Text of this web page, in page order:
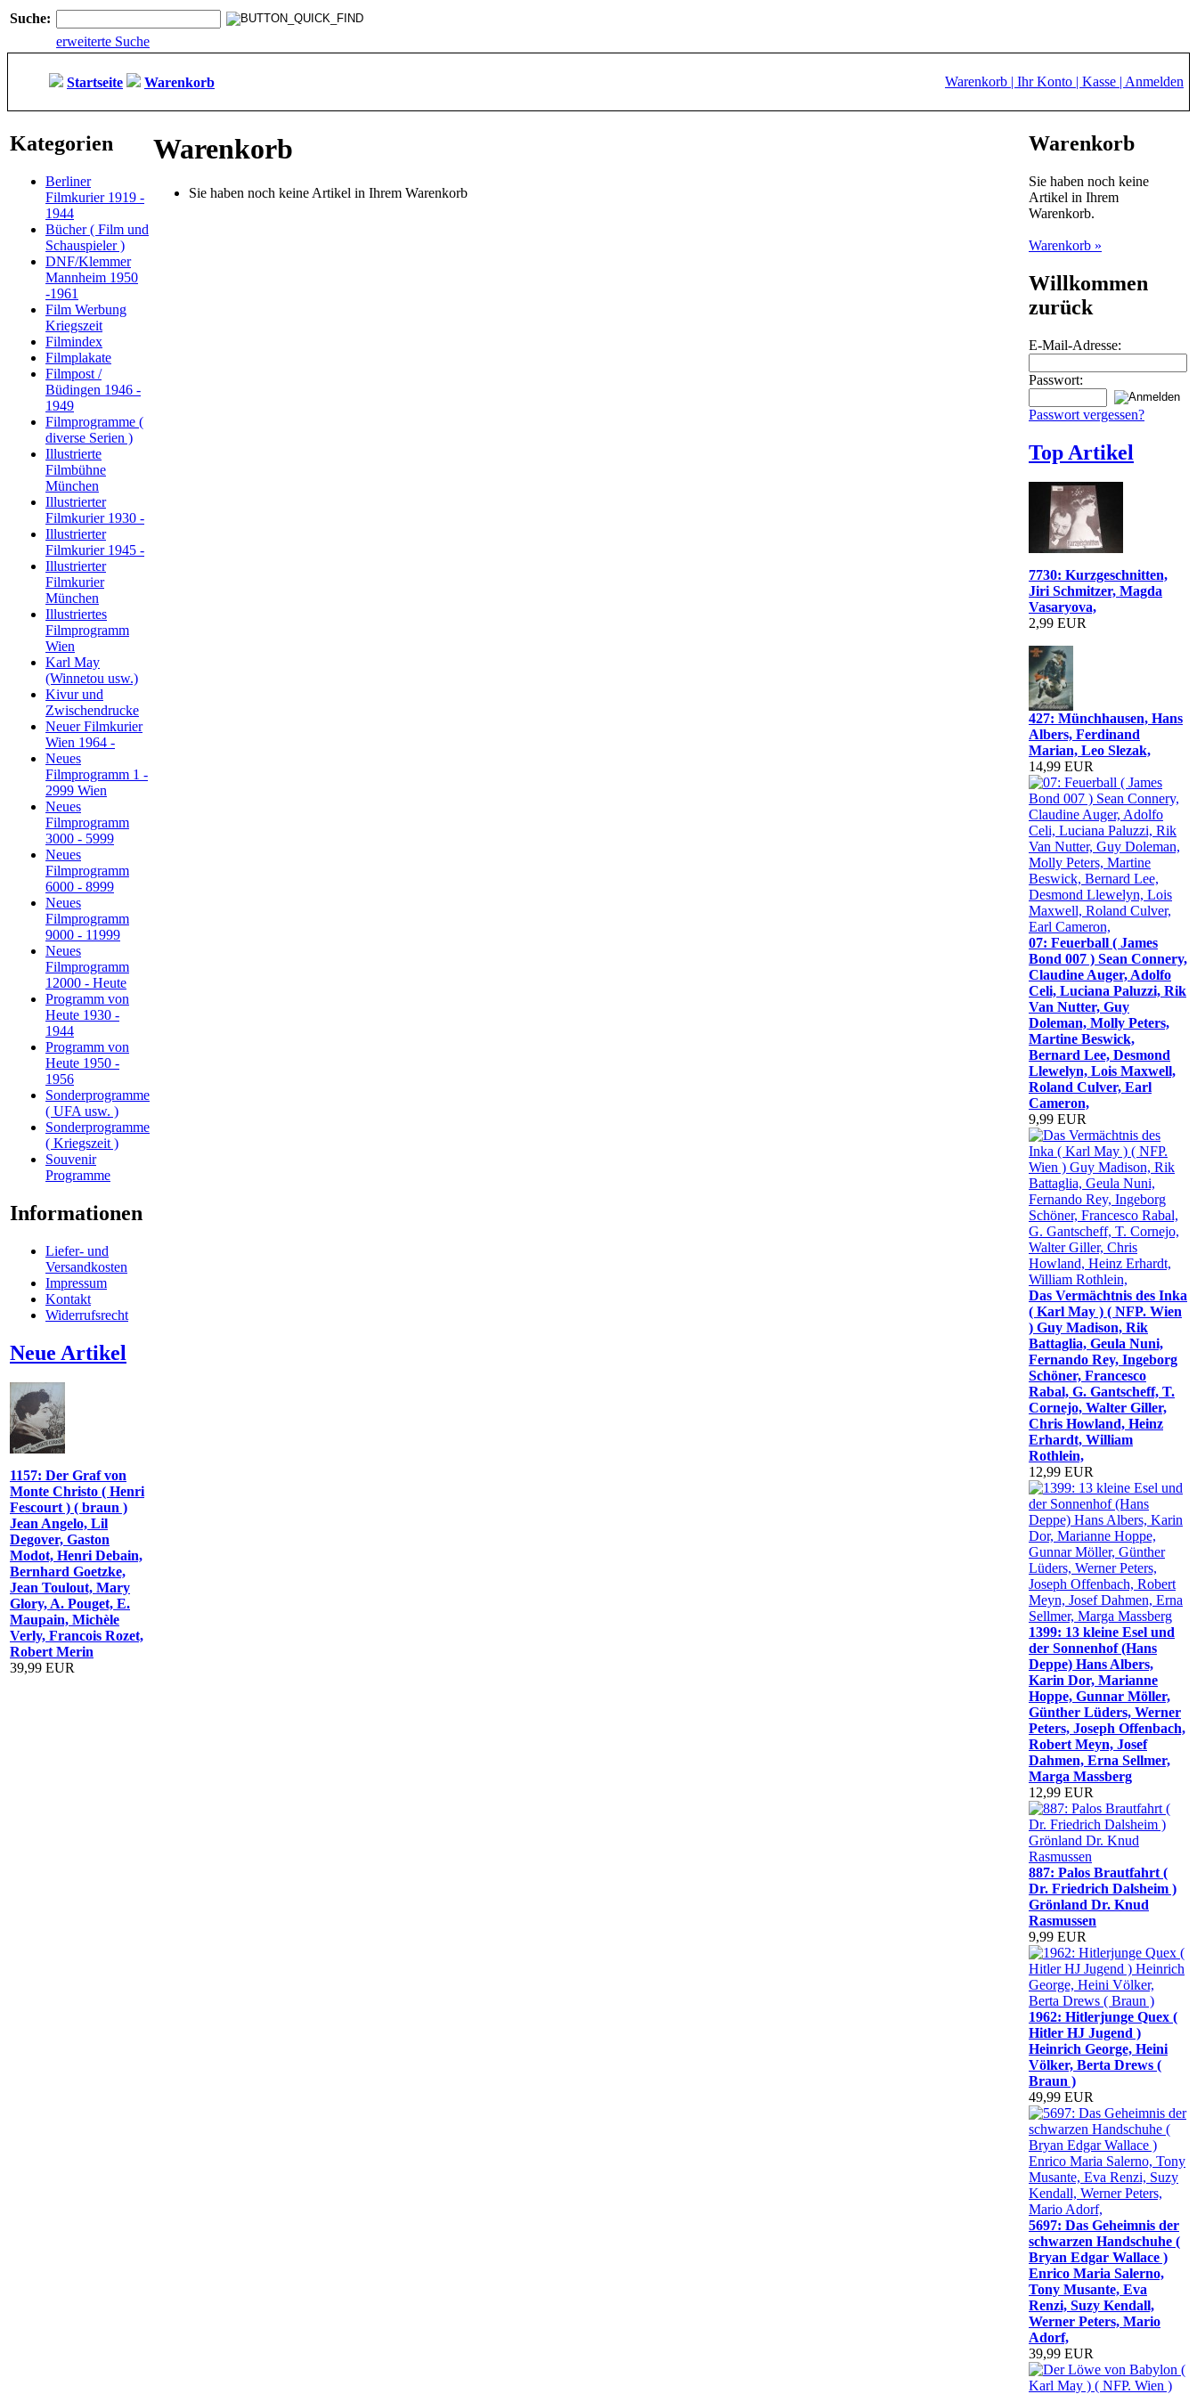
Suche:
erweiterte Suche
Startseite Warenkorb Warenkorb | Ihr Konto | Kasse | Anmelden
Kategorien
Berliner
Filmkurier 1919 -
1944
Bücher ( Film und
Schauspieler )
DNF/Klemmer
Mannheim 1950
-1961
Film Werbung
Kriegszeit
Filmindex
Filmplakate
Filmpost /
Büdingen 1946 -
1949
Filmprogramme (
diverse Serien )
Illustrierte
Filmbühne
München
Illustrierter
Filmkurier 1930 -
Illustrierter
Filmkurier 1945 -
Illustrierter
Filmkurier
München
Illustriertes
Filmprogramm
Wien
Karl May
(Winnetou usw.)
Kivur und
Zwischendrucke
Neuer Filmkurier
Wien 1964 -
Neues
Filmprogramm 1 -
2999 Wien
Neues
Filmprogramm
3000 - 5999
Neues
Filmprogramm
6000 - 8999
Neues
Filmprogramm
9000 - 11999
Neues
Filmprogramm
12000 - Heute
Programm von
Heute 1930 -
1944
Programm von
Heute 1950 -
1956
Sonderprogramme
( UFA usw. )
Sonderprogramme
( Kriegszeit )
Souvenir
Programme
Informationen
Liefer- und
Versandkosten
Impressum
Kontakt
Widerrufsrecht
Neue Artikel
1157: Der Graf von
Monte Christo ( Henri
Fescourt ) ( braun )
Jean Angelo, Lil
Degover, Gaston
Modot, Henri Debain,
Bernhard Goetzke,
Jean Toulout, Mary
Glory, A. Pouget, E.
Maupain, Michèle
Verly, Francois Rozet,
Robert Merin
39,99 EUR
Warenkorb
Sie haben noch keine Artikel in Ihrem Warenkorb
Warenkorb
Sie haben noch keine
Artikel in Ihrem
Warenkorb.
Warenkorb »
Willkommen
zurück
E-Mail-Adresse:
Passwort:
Passwort vergessen?
Top Artikel
7730: Kurzgeschnitten,
Jiri Schmitzer, Magda
Vasaryova,
2,99 EUR
427: Münchhausen, Hans
Albers, Ferdinand
Marian, Leo Slezak,
14,99 EUR
07: Feuerball ( James
Bond 007 ) Sean Connery,
Claudine Auger, Adolfo
Celi, Luciana Paluzzi, Rik
Van Nutter, Guy
Doleman, Molly Peters,
Martine Beswick,
Bernard Lee, Desmond
Llewelyn, Lois Maxwell,
Roland Culver, Earl
Cameron,
9,99 EUR
Das Vermächtnis des Inka
( Karl May ) ( NFP. Wien
) Guy Madison, Rik
Battaglia, Geula Nuni,
Fernando Rey, Ingeborg
Schöner, Francesco
Rabal, G. Gantscheff, T.
Cornejo, Walter Giller,
Chris Howland, Heinz
Erhardt, William
Rothlein,
12,99 EUR
1399: 13 kleine Esel und
der Sonnenhof (Hans
Deppe) Hans Albers,
Karin Dor, Marianne
Hoppe, Gunnar Möller,
Günther Lüders, Werner
Peters, Joseph Offenbach,
Robert Meyn, Josef
Dahmen, Erna Sellmer,
Marga Massberg
12,99 EUR
887: Palos Brautfahrt (
Dr. Friedrich Dalsheim )
Grönland Dr. Knud
Rasmussen
9,99 EUR
1962: Hitlerjunge Quex (
Hitler HJ Jugend )
Heinrich George, Heini
Völker, Berta Drews (
Braun )
49,99 EUR
5697: Das Geheimnis der
schwarzen Handschuhe (
Bryan Edgar Wallace )
Enrico Maria Salerno,
Tony Musante, Eva
Renzi, Suzy Kendall,
Werner Peters, Mario
Adorf,
39,99 EUR